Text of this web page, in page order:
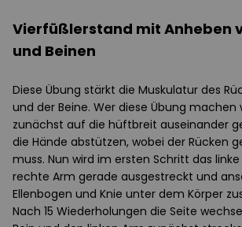
Vierfüßlerstand mit Anheben
und Beinen
Diese Übung stärkt die Muskulatur des
und der Beine. Wer diese Übung machen
zunächst auf die hüftbreit auseinander
die Hände abstützen, wobei der Rücken
muss. Nun wird im ersten Schritt das
rechte Arm gerade ausgestreckt und
Ellenbogen und Knie unter dem Körper
Nach 15 Wiederholungen die Seite